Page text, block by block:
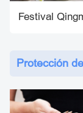
Festival
Protección